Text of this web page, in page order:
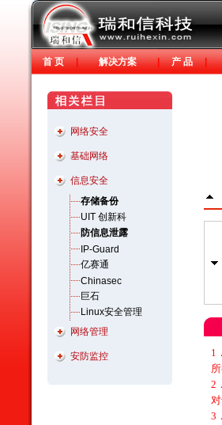
首 页 | 解决方案 | 产 品 |
网络安全
基础网络
信息安全
存储备份
UIT 创新科
防信息泄露
IP-Guard
亿赛通
Chinasec
巨石
Linux安全管理
网络管理
安防监控 1
2
3